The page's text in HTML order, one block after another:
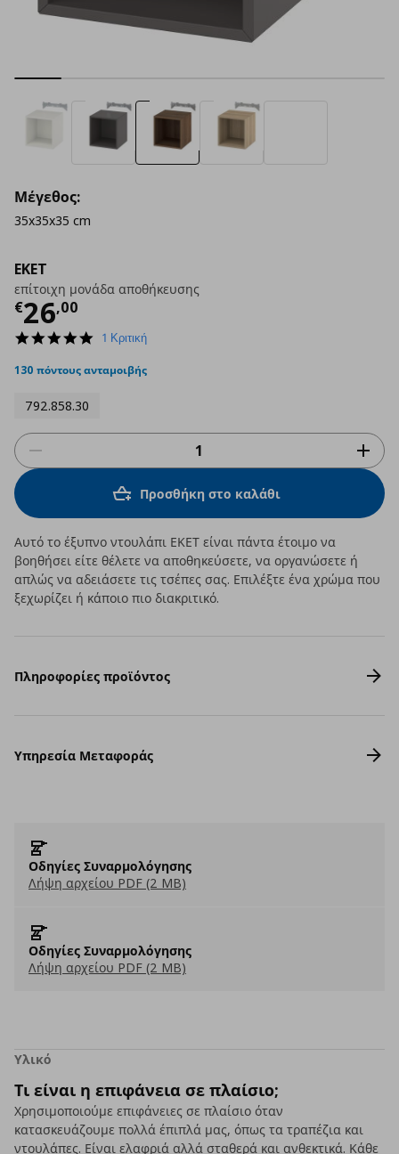
EKET
επίτοιχη μονάδα αποθήκευσης
€26,00
Τρέχουσα τιμή
5.0
rating
1 Κριτική
130 πόντους ανταμοιβής
792.858.30
Μέγεθος:
35x35x35 cm
Προσθήκη στο καλάθι
Αυτό το έξυπνο ντουλάπι ΕΚΕΤ είναι πάντα έτοιμο να
βοηθήσει είτε θέλετε να αποθηκεύσετε, να οργανώσετε ή
απλώς να αδειάσετε τις τσέπες σας. Επιλέξτε ένα χρώμα που
ξεχωρίζει ή κάποιο πιο διακριτικό.
Πληροφορίες προϊόντος
Υπηρεσία Μεταφοράς
Οδηγίες Συναρμολόγησης
Λήψη αρχείου PDF (2 MB)
Οδηγίες Συναρμολόγησης
Λήψη αρχείου PDF (2 MB)
Υλικό
Τι είναι η επιφάνεια σε πλαίσιο;
Χρησιμοποιούμε επιφάνειες σε πλαίσιο όταν
κατασκευάζουμε πολλά έπιπλά μας, όπως τα τραπέζια και
ντουλάπες. Είναι ελαφριά αλλά σταθερά και ανθεκτικά. Κάθε